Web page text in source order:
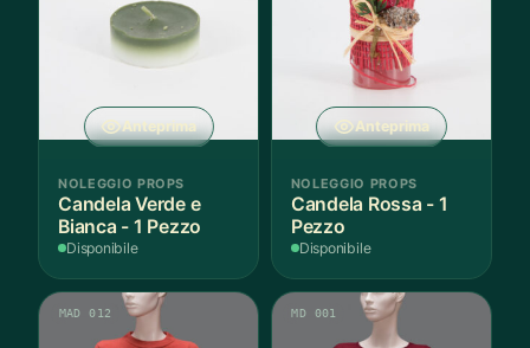
Anteprima
NOLEGGIO PROPS
Candela Verde e
Bianca - 1 Pezzo
Disponibile
Anteprima
NOLEGGIO PROPS
Candela Rossa - 1
Pezzo
Disponibile
MAD 012 MD 001